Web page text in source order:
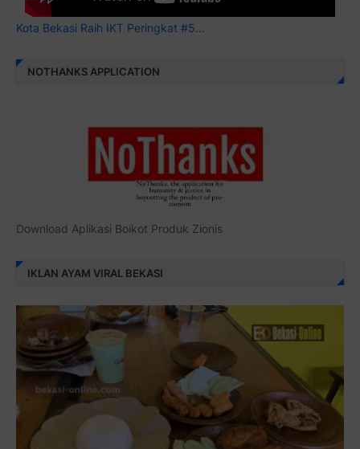
Kota Bekasi Raih IKT Peringkat #5...
NOTHANKS APPLICATION
Download Aplikasi Boikot Produk Zionis
IKLAN AYAM VIRAL BEKASI